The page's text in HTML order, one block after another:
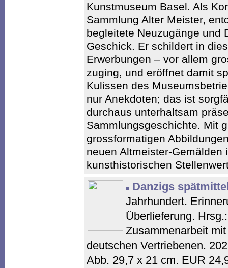
Kunstmuseum Basel. Als
Sammlung Alter Meister,
begleitete Neuzugänge und
Geschick. Er schildert in
Erwerbungen – vor allem
zuging, und eröffnet damit
Kulissen des
nur Anekdoten; das ist
durchaus unterhaltsam
Sammlungsgeschichte. Mit
grossformatigen
neuen Altmeister-
kunsthistorischen
Danzigs
Jahrhundert.
Überlieferung.
Zusammenarbeit
deutschen Vertriebenen.
Abb. 29,7 x 21 cm. EUR